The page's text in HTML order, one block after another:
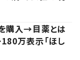
購入→目薬とは
万表示「ほし